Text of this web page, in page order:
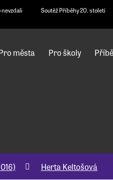
nevzdali Soutěž Příběhy 20. století
města Pro školy
Herta Keltošová